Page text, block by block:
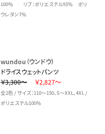
100％ リブ：ポリエステル93％ ポリ
ウレタン7％
wundou（ウンドウ）
ドライスウェットパンツ
￥3,300～
￥2,827～
全2色 / サイズ：110～150、S～XXL、4XL /
ポリエステル100％